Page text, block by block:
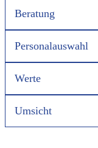
Beratung
Personalauswahl
Werte
Umsicht